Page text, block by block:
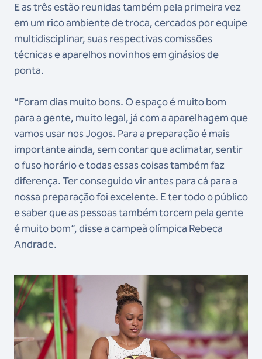
E as três estão reunidas também pela primeira vez
em um rico ambiente de troca, cercados por equipe
multidisciplinar, suas respectivas comissões
técnicas e aparelhos novinhos em ginásios de
ponta.
“Foram dias muito bons. O espaço é muito bom
para a gente, muito legal, já com a aparelhagem que
vamos usar nos Jogos. Para a preparação é mais
importante ainda, sem contar que aclimatar, sentir
o fuso horário e todas essas coisas também faz
diferença. Ter conseguido vir antes para cá para a
nossa preparação foi excelente. E ter todo o público
e saber que as pessoas também torcem pela gente
é muito bom”, disse a campeã olímpica Rebeca
Andrade.